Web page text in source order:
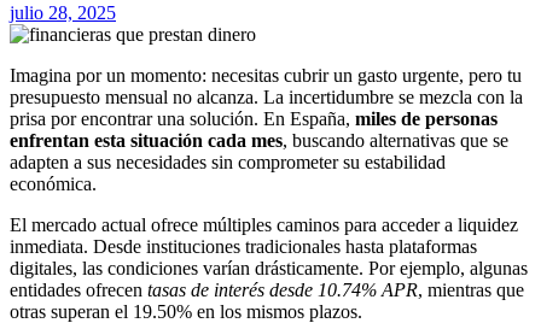
julio 28, 2025
Imagina por un momento: necesitas cubrir un gasto urgente, pero tu
presupuesto mensual no alcanza. La incertidumbre se mezcla con la
prisa por encontrar una solución. En España, miles de personas
enfrentan esta situación cada mes, buscando alternativas que se
adapten a sus necesidades sin comprometer su estabilidad
económica.
El mercado actual ofrece múltiples caminos para acceder a liquidez
inmediata. Desde instituciones tradicionales hasta plataformas
digitales, las condiciones varían drásticamente. Por ejemplo, algunas
entidades ofrecen tasas de interés desde 10.74% APR, mientras que
otras superan el 19.50% en los mismos plazos.